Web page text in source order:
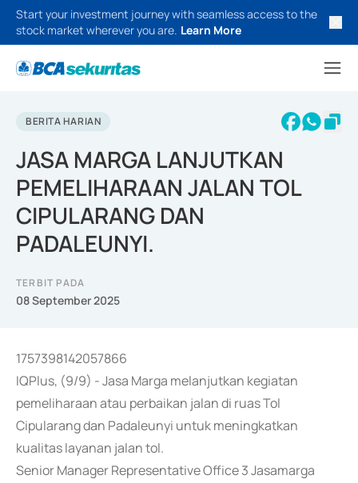
Start your investment journey with seamless access to the
stock market wherever you are. Learn More
BERITA HARIAN
JASA MARGA LANJUTKAN
PEMELIHARAAN JALAN TOL
CIPULARANG DAN
PADALEUNYI.
TERBIT PADA
08 September 2025
1757398142057866
IQPlus, (9/9) - Jasa Marga melanjutkan kegiatan
pemeliharaan atau perbaikan jalan di ruas Tol
Cipularang dan Padaleunyi untuk meningkatkan
kualitas layanan jalan tol.
Senior Manager Representative Office 3 Jasamarga